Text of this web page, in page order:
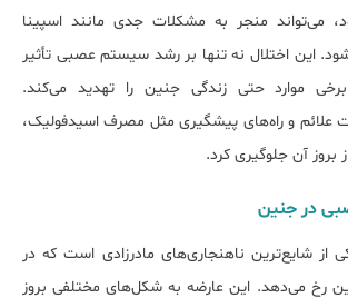
می‌تواند منجر به مشکلات جدی مانند اسپینا
شود. این اختلال نه تنها بر رشد سیستم عصبی تأثیر
برخی موارد حتی زندگی جنین را تهدید می‌کند.
علائم و راه‌های پیشگیری مثل مصرف اسیدفولیک،
بروز آن جلوگیری کرد.
در جنین
شایع‌ترین ناهنجاری‌های مادرزادی است که در
رخ می‌دهد. این عارضه به شکل‌های مختلفی بروز